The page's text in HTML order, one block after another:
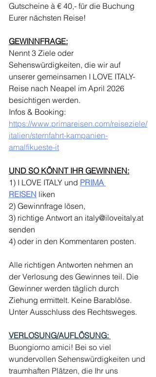
Gutscheine à € 40,- für die Buchung
Eurer nächsten Reise!
GEWINNFRAGE:
Nennt 3 Ziele oder
Sehenswürdigkeiten, die wir auf
unserer gemeinsamen I LOVE ITALY-
Reise nach Neapel im April 2026
besichtigen werden.
Infos & Booking:
https://www.primareisen.com/reiseziele/
italien/sternfahrt-kampanien-
amalfikueste-it
UND SO KÖNNT IHR GEWINNEN:
1) I LOVE ITALY und PRIMA
REISEN liken
2) Gewinnfrage lösen,
3) richtige Antwort an italy@iloveitaly.at
senden
4) oder in den Kommentaren posten.
Alle richtigen Antworten nehmen an
der Verlosung des Gewinnes teil. Die
Gewinner werden täglich durch
Ziehung ermittelt. Keine Barablöse.
Unter Ausschluss des Rechtsweges.
VERLOSUNG/AUFLÖSUNG:
Buongiorno amici! Bei so viel
wundervollen Sehenswürdigkeiten und
traumhaften Plätzen, die Ihr uns